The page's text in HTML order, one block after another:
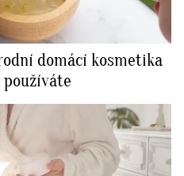
domácí kosmetika